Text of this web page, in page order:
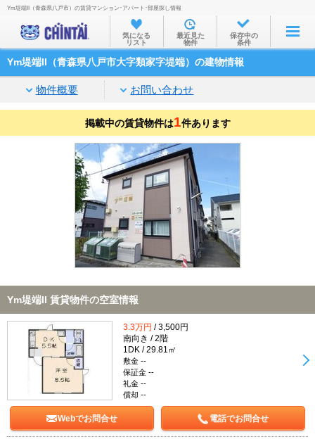
お部屋を探す
沿線・駅から
住所から
家賃相場から
通勤通学時間から
物件特集から
不動産会社から
Ym堤端II（青森県八戸市）の賃貸マンション･アパート･部屋探し情報
気になる
リスト
最近見た
物件
保存中の
条件
Ym堤端II（青森県八戸市大字類家字堤端）の建物情報
物件概要 お問い合わせ
掲載中の賃貸物件は1件あります
Ym堤端II 賃貸物件の空室情報
3.3万円 / 3,500円
南向き / 2階
1DK / 29.81㎡
敷金 --
保証金 --
礼金 --
償却 --
Webでお問合せ 電話でお問合せ